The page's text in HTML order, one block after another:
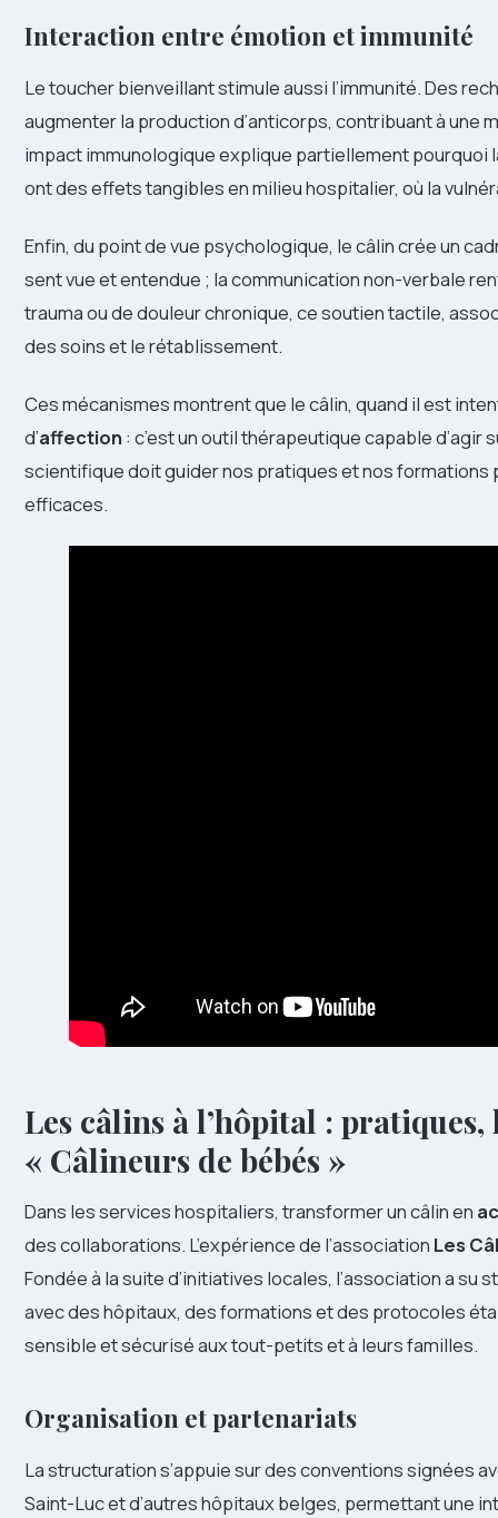
Interaction entre émotion et immunité
Le toucher bienveillant stimule aussi l’immunité. Des
augmenter la production d’anticorps, contribuant à une
impact immunologique explique partiellement pourquoi
ont des effets tangibles en milieu hospitalier, où la
Enfin, du point de vue psychologique, le câlin crée un
sent vue et entendue ; la communication non-verbale
trauma ou de douleur chronique, ce soutien tactile,
des soins et le rétablissement.
Ces mécanismes montrent que le câlin, quand il est
d’affection : c’est un outil thérapeutique capable
scientifique doit guider nos pratiques et nos
efficaces.
Les câlins à l’hôpital : pratiques,
« Câlineurs de bébés »
Dans les services hospitaliers, transformer un câlin en
des collaborations. L’expérience de l’association Les
Fondée à la suite d’initiatives locales, l’association a
avec des hôpitaux, des formations et des protocoles
sensible et sécurisé aux tout-petits et à leurs familles.
Organisation et partenariats
La structuration s’appuie sur des conventions signées
Saint-Luc et d’autres hôpitaux belges, permettant une